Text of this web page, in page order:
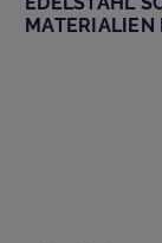
MATERIALIEN